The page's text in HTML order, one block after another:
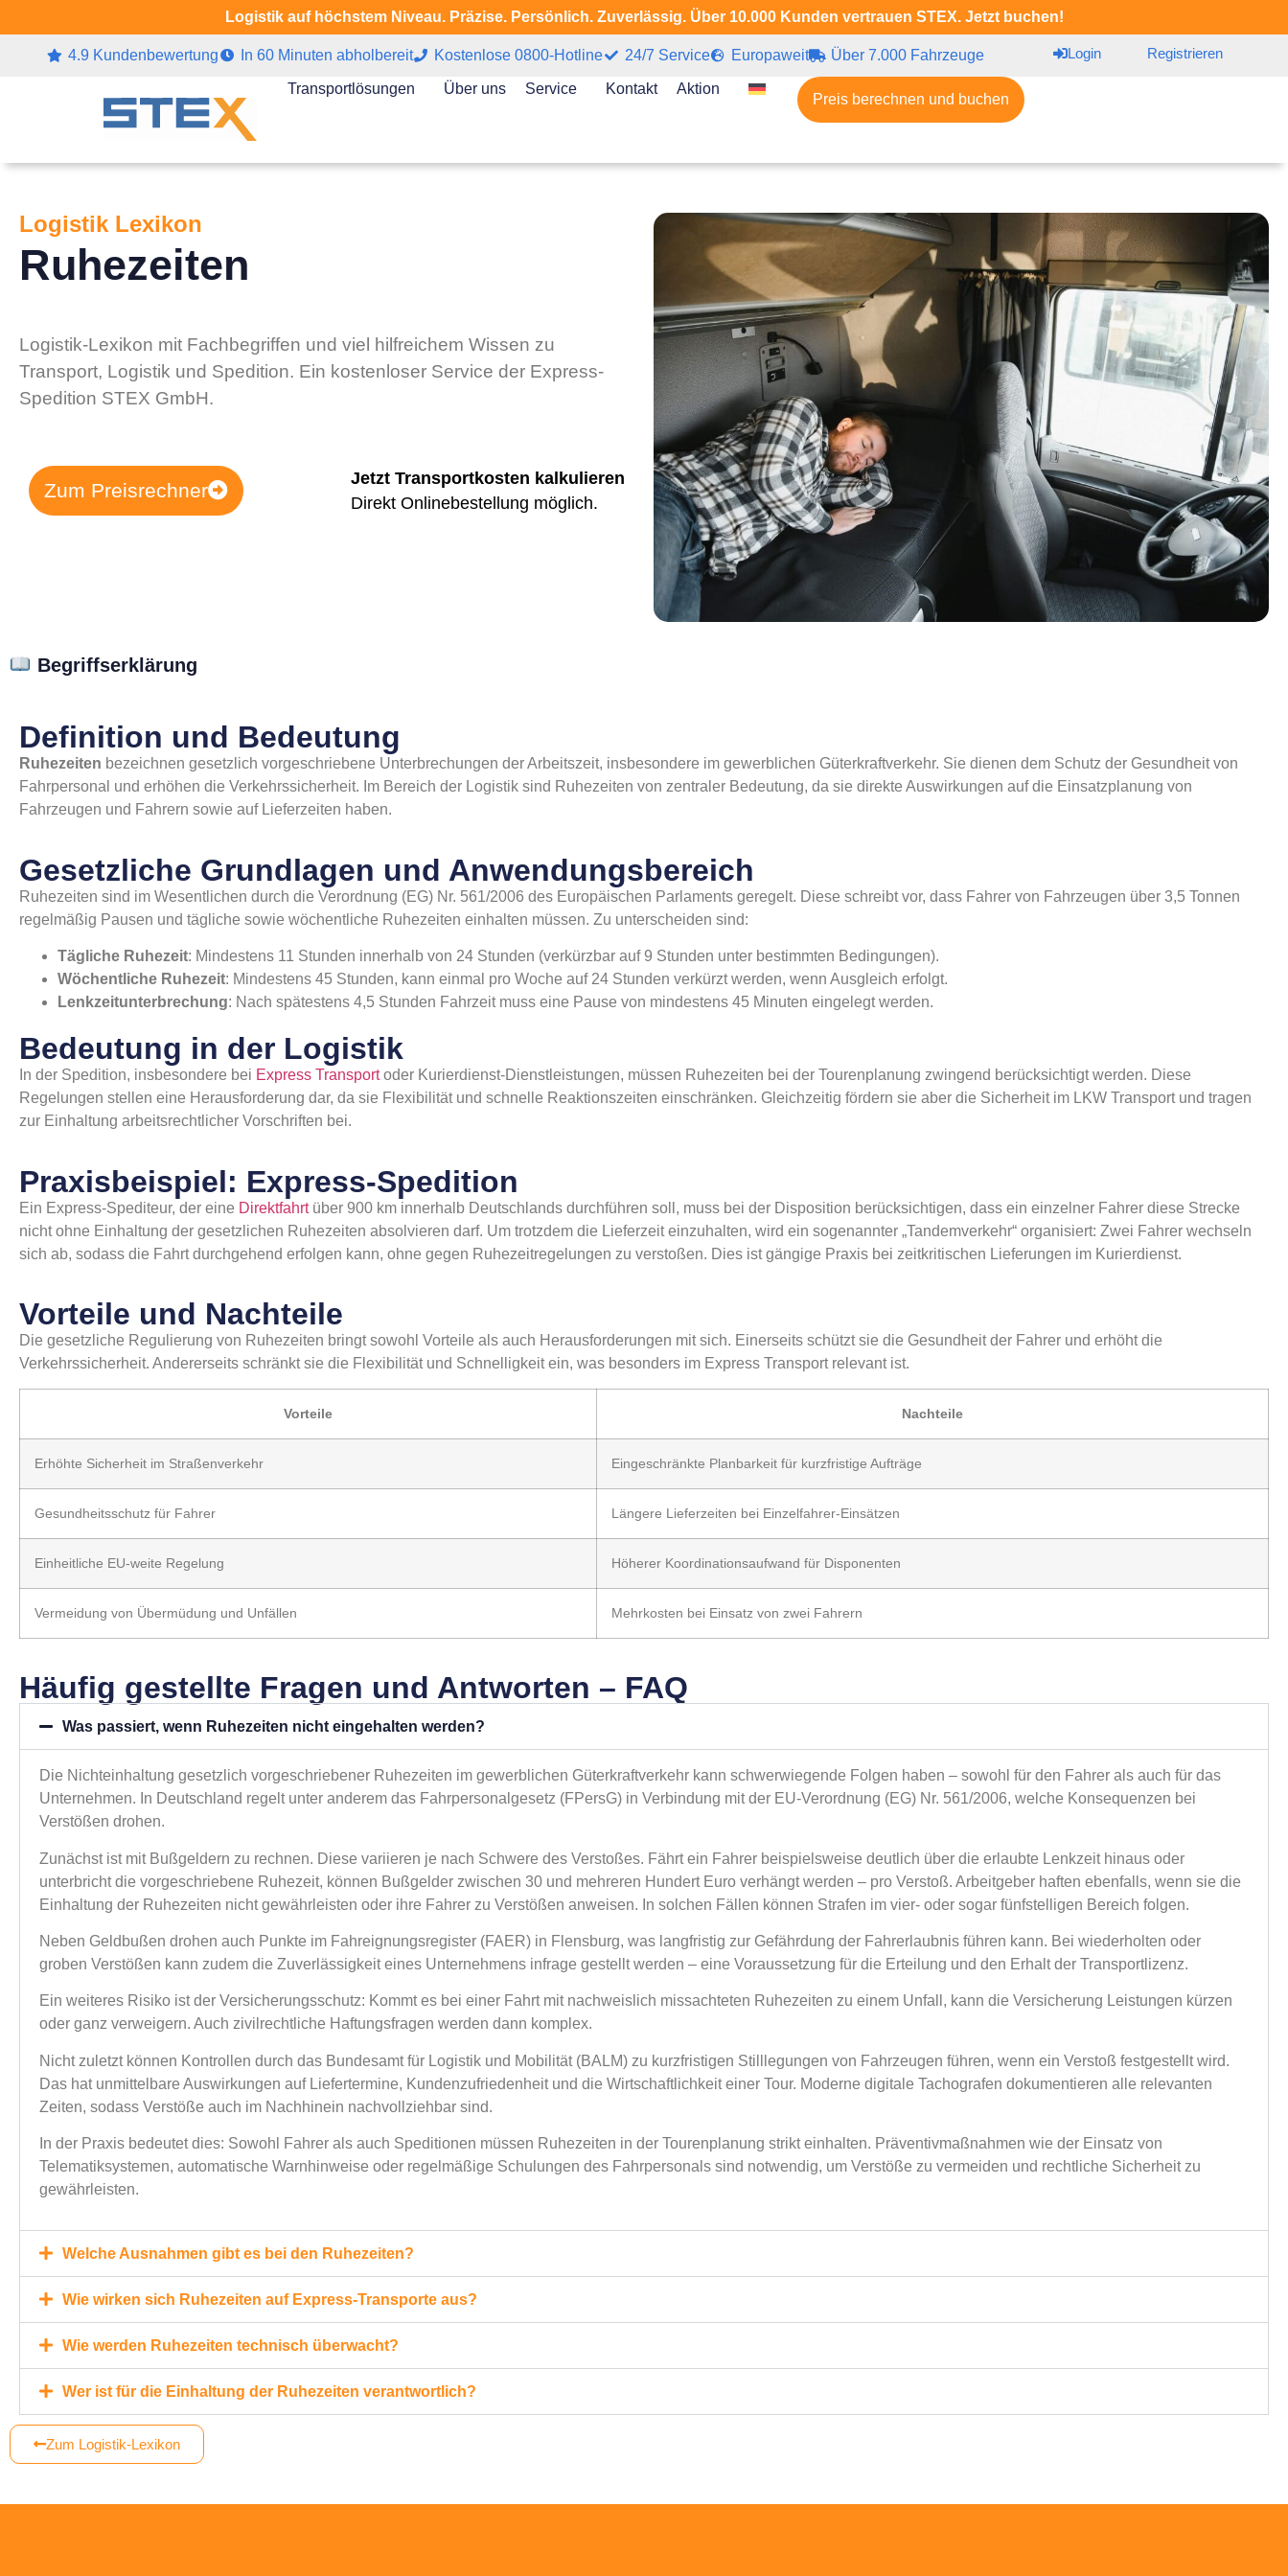
Logistik auf höchstem Niveau. Präzise. Persönlich. Zuverlässig. Über 10.000 Kunden vertrauen STEX. Jetzt buchen!
4.9 Kundenbewertung In 60 Minuten abholbereit Kostenlose 0800-Hotline 24/7 Service Europaweit Über 7.000 Fahrzeuge Login Registrieren
Transportlösungen Über uns Service Kontakt Aktion
Preis berechnen und buchen
Logistik Lexikon
Ruhezeiten
Logistik-Lexikon mit Fachbegriffen und viel hilfreichem Wissen zu
Transport, Logistik und Spedition. Ein kostenloser Service der Express-
Spedition STEX GmbH.
Zum Preisrechner
Jetzt Transportkosten kalkulieren
Direkt Onlinebestellung möglich.
Begriffserklärung
Definition und Bedeutung
Ruhezeiten bezeichnen gesetzlich vorgeschriebene Unterbrechungen der Arbeitszeit, insbesondere im gewerblichen Güterkraftverkehr. Sie dienen dem Schutz der Gesundheit von
Fahrpersonal und erhöhen die Verkehrssicherheit. Im Bereich der Logistik sind Ruhezeiten von zentraler Bedeutung, da sie direkte Auswirkungen auf die Einsatzplanung von
Fahrzeugen und Fahrern sowie auf Lieferzeiten haben.
Gesetzliche Grundlagen und Anwendungsbereich
Ruhezeiten sind im Wesentlichen durch die Verordnung (EG) Nr. 561/2006 des Europäischen Parlaments geregelt. Diese schreibt vor, dass Fahrer von Fahrzeugen über 3,5 Tonnen
regelmäßig Pausen und tägliche sowie wöchentliche Ruhezeiten einhalten müssen. Zu unterscheiden sind:
Tägliche Ruhezeit: Mindestens 11 Stunden innerhalb von 24 Stunden (verkürzbar auf 9 Stunden unter bestimmten Bedingungen).
Wöchentliche Ruhezeit: Mindestens 45 Stunden, kann einmal pro Woche auf 24 Stunden verkürzt werden, wenn Ausgleich erfolgt.
Lenkzeitunterbrechung: Nach spätestens 4,5 Stunden Fahrzeit muss eine Pause von mindestens 45 Minuten eingelegt werden.
Bedeutung in der Logistik
In der Spedition, insbesondere bei Express Transportoder Kurierdienst-Dienstleistungen, müssen Ruhezeiten bei der Tourenplanung zwingend berücksichtigt werden. Diese
Regelungen stellen eine Herausforderung dar, da sie Flexibilität und schnelle Reaktionszeiten einschränken. Gleichzeitig fördern sie aber die Sicherheit im LKW Transport und tragen
zur Einhaltung arbeitsrechtlicher Vorschriften bei.
Praxisbeispiel: Express-Spedition
Ein Express-Spediteur, der eine Direktfahrtüber 900 km innerhalb Deutschlands durchführen soll, muss bei der Disposition berücksichtigen, dass ein einzelner Fahrer diese Strecke
nicht ohne Einhaltung der gesetzlichen Ruhezeiten absolvieren darf. Um trotzdem die Lieferzeit einzuhalten, wird ein sogenannter „Tandemverkehr“ organisiert: Zwei Fahrer wechseln
sich ab, sodass die Fahrt durchgehend erfolgen kann, ohne gegen Ruhezeitregelungen zu verstoßen. Dies ist gängige Praxis bei zeitkritischen Lieferungen im Kurierdienst.
Vorteile und Nachteile
Die gesetzliche Regulierung von Ruhezeiten bringt sowohl Vorteile als auch Herausforderungen mit sich. Einerseits schützt sie die Gesundheit der Fahrer und erhöht die
Verkehrssicherheit. Andererseits schränkt sie die Flexibilität und Schnelligkeit ein, was besonders im Express Transport relevant ist.
Vorteile Nachteile
Erhöhte Sicherheit im Straßenverkehr Eingeschränkte Planbarkeit für kurzfristige Aufträge
Gesundheitsschutz für Fahrer Längere Lieferzeiten bei Einzelfahrer-Einsätzen
Einheitliche EU-weite Regelung Höherer Koordinationsaufwand für Disponenten
Vermeidung von Übermüdung und Unfällen Mehrkosten bei Einsatz von zwei Fahrern
Häufig gestellte Fragen und Antworten – FAQ
Was passiert, wenn Ruhezeiten nicht eingehalten werden?
Die Nichteinhaltung gesetzlich vorgeschriebener Ruhezeiten im gewerblichen Güterkraftverkehr kann schwerwiegende Folgen haben – sowohl für den Fahrer als auch für das
Unternehmen. In Deutschland regelt unter anderem das Fahrpersonalgesetz (FPersG) in Verbindung mit der EU-Verordnung (EG) Nr. 561/2006, welche Konsequenzen bei
Verstößen drohen.
Zunächst ist mit Bußgeldern zu rechnen. Diese variieren je nach Schwere des Verstoßes. Fährt ein Fahrer beispielsweise deutlich über die erlaubte Lenkzeit hinaus oder
unterbricht die vorgeschriebene Ruhezeit, können Bußgelder zwischen 30 und mehreren Hundert Euro verhängt werden – pro Verstoß. Arbeitgeber haften ebenfalls, wenn sie die
Einhaltung der Ruhezeiten nicht gewährleisten oder ihre Fahrer zu Verstößen anweisen. In solchen Fällen können Strafen im vier- oder sogar fünfstelligen Bereich folgen.
Neben Geldbußen drohen auch Punkte im Fahreignungsregister (FAER) in Flensburg, was langfristig zur Gefährdung der Fahrerlaubnis führen kann. Bei wiederholten oder
groben Verstößen kann zudem die Zuverlässigkeit eines Unternehmens infrage gestellt werden – eine Voraussetzung für die Erteilung und den Erhalt der Transportlizenz.
Ein weiteres Risiko ist der Versicherungsschutz: Kommt es bei einer Fahrt mit nachweislich missachteten Ruhezeiten zu einem Unfall, kann die Versicherung Leistungen kürzen
oder ganz verweigern. Auch zivilrechtliche Haftungsfragen werden dann komplex.
Nicht zuletzt können Kontrollen durch das Bundesamt für Logistik und Mobilität (BALM) zu kurzfristigen Stilllegungen von Fahrzeugen führen, wenn ein Verstoß festgestellt wird.
Das hat unmittelbare Auswirkungen auf Liefertermine, Kundenzufriedenheit und die Wirtschaftlichkeit einer Tour. Moderne digitale Tachografen dokumentieren alle relevanten
Zeiten, sodass Verstöße auch im Nachhinein nachvollziehbar sind.
In der Praxis bedeutet dies: Sowohl Fahrer als auch Speditionen müssen Ruhezeiten in der Tourenplanung strikt einhalten. Präventivmaßnahmen wie der Einsatz von
Telematiksystemen, automatische Warnhinweise oder regelmäßige Schulungen des Fahrpersonals sind notwendig, um Verstöße zu vermeiden und rechtliche Sicherheit zu
gewährleisten.
Welche Ausnahmen gibt es bei den Ruhezeiten?
Wie wirken sich Ruhezeiten auf Express-Transporte aus?
Wie werden Ruhezeiten technisch überwacht?
Wer ist für die Einhaltung der Ruhezeiten verantwortlich?
Zum Logistik-Lexikon